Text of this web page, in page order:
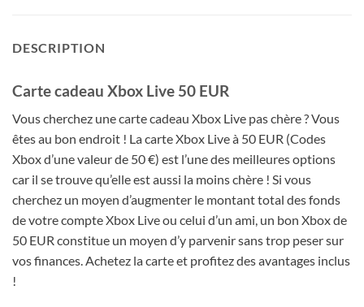
DESCRIPTION
Carte cadeau Xbox Live 50 EUR
Vous cherchez une carte cadeau Xbox Live pas chère ? Vous
êtes au bon endroit ! La carte Xbox Live à 50 EUR (Codes
Xbox d’une valeur de 50 €) est l’une des meilleures options
car il se trouve qu’elle est aussi la moins chère ! Si vous
cherchez un moyen d’augmenter le montant total des fonds
de votre compte Xbox Live ou celui d’un ami, un bon Xbox de
50 EUR constitue un moyen d’y parvenir sans trop peser sur
vos finances. Achetez la carte et profitez des avantages inclus
!